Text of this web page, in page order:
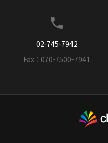
02-745-7942
Fax : 070-7500-7941